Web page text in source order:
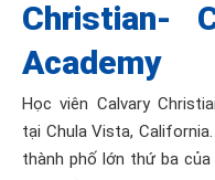
Christian-
Academy
Học viên Calvary
tại Chula Vista,
thành phố lớn thứ ba